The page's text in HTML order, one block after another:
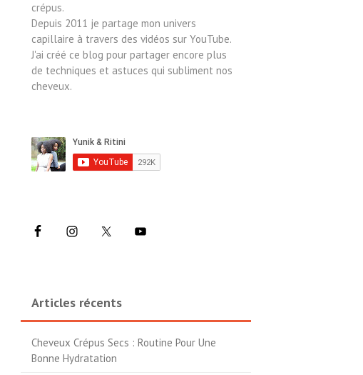
crépus.
Depuis 2011 je partage mon univers
capillaire à travers des vidéos sur YouTube.
J'ai créé ce blog pour partager encore plus
de techniques et astuces qui subliment nos
cheveux.
Articles récents
Cheveux Crépus Secs : Routine Pour Une
Bonne Hydratation